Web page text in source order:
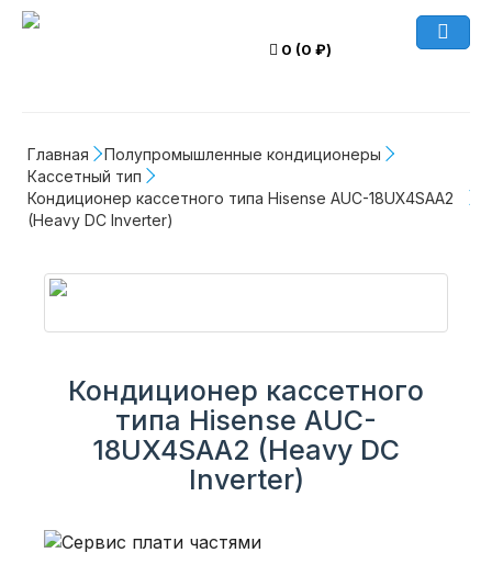
0 (0 ₽)
Главная
Полупромышленные кондиционеры
Кассетный тип
Кондиционер кассетного типа Hisense AUC-18UX4SAA2
(Heavy DC Inverter)
Кондиционер кассетного
типа Hisense AUC-
18UX4SAA2 (Heavy DC
Inverter)